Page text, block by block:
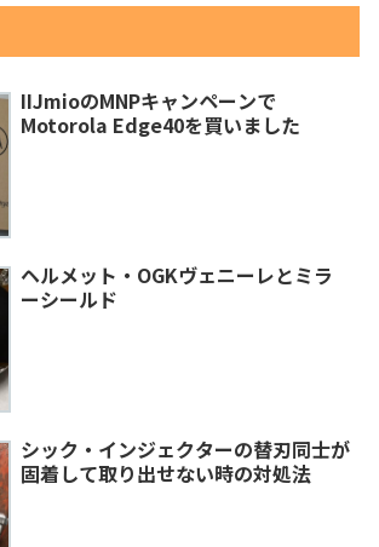
IIJmioのMNPキャンペーンで
Motorola Edge40を買いました
ヘルメット・OGKヴェニーレとミラ
ーシールド
シック・インジェクターの替刃同士が
固着して取り出せない時の対処法